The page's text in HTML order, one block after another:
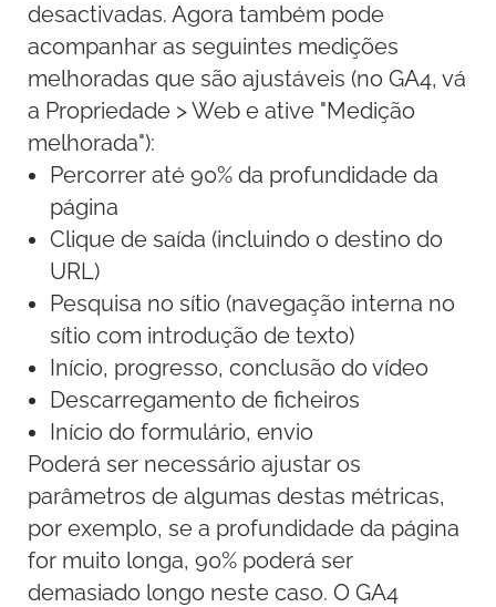
desactivadas. Agora também pode
acompanhar as seguintes medições
melhoradas que são ajustáveis (no GA4, vá
a Propriedade > Web e ative "Medição
melhorada"):
Percorrer até 90% da profundidade da
página
Clique de saída (incluindo o destino do
URL)
Pesquisa no sítio (navegação interna no
sítio com introdução de texto)
Início, progresso, conclusão do vídeo
Descarregamento de ficheiros
Início do formulário, envio
Poderá ser necessário ajustar os
parâmetros de algumas destas métricas,
por exemplo, se a profundidade da página
for muito longa, 90% poderá ser
demasiado longo neste caso. O GA4